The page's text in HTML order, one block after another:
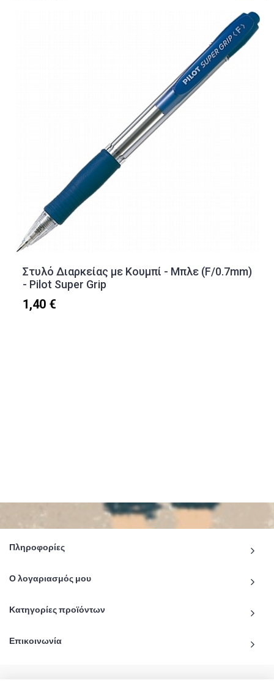
Στυλό Διαρκείας με Κουμπί - Μπλε (F/0.7mm)
- Pilot Super Grip
1,40 €
Πληροφορίες
Ο λογαριασμός μου
Κατηγορίες προϊόντων
Επικοινωνία